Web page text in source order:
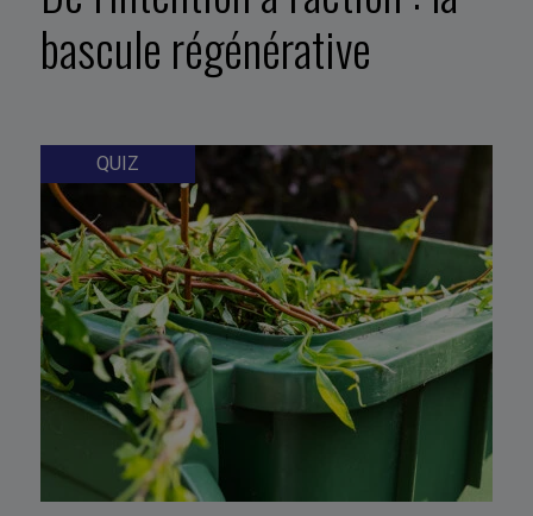
bascule régénérative
QUIZ